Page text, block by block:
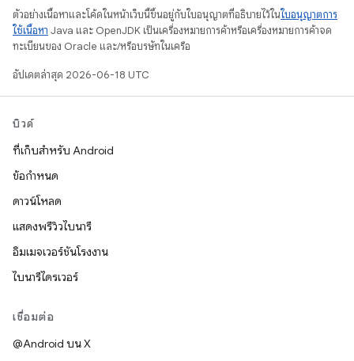
ตัวอย่างเนื้อหาและโค้ดในหน้าเว็บนี้ขึ้นอยู่กับใบอนุญาตที่อธิบายไว้ในใบอนุญาตการ
ใช้เนื้อหา Java และ OpenJDK เป็นเครื่องหมายการค้าหรือเครื่องหมายการค้าจด
ทะเบียนของ Oracle และ/หรือบริษัทในเครือ
อัปเดตล่าสุด 2026-06-18 UTC
บิวด์
ที่เก็บสำหรับ Android
ข้อกำหนด
ดาวน์โหลด
แสดงพรีวิวไบนารี
อิมเมจเวอร์ชันโรงงาน
ไบนารีไดรเวอร์
เชื่อมต่อ
@Android บน X